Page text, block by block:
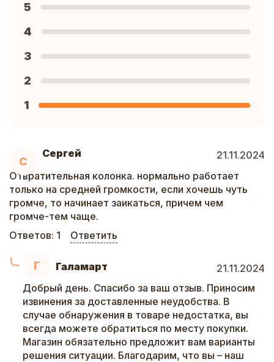
С
Сергей
21.11.2024
Отвратительная колонка. нормально работает
только на средней громкости, если хочешь чуть
громче, то начинает заикаться, причем чем
громче-тем чаще.
Ответов: 1 Ответить
Г Галамарт
21.11.2024
Добрый день. Спасибо за ваш отзыв. Приносим
извинения за доставленные неудобства. В
случае обнаружения в товаре недостатка, вы
всегда можете обратиться по месту покупки.
Магазин обязательно предложит вам варианты
решения ситуации. Благодарим, что вы – наш
5
4
3
2
1